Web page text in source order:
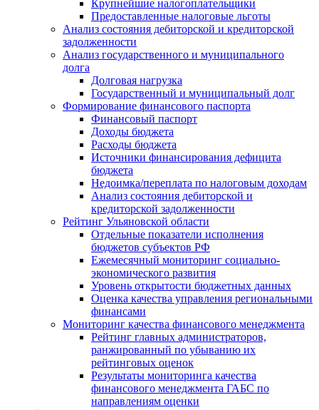
Крупнейшие налогоплательщики
Предоставленные налоговые льготы
Анализ состояния дебиторской и кредиторской
задолженности
Анализ государственного и муниципального
долга
Долговая нагрузка
Государственный и муниципальный долг
Формирование финансового паспорта
Финансовый паспорт
Доходы бюджета
Расходы бюджета
Источники финансирования дефицита
бюджета
Недоимка/переплата по налоговым доходам
Анализ состояния дебиторской и
кредиторской задолженности
Рейтинг Ульяновской области
Отдельные показатели исполнения
бюджетов субъектов РФ
Ежемесячный мониторинг социально-
экономического развития
Уровень открытости бюджетных данных
Оценка качества управления региональными
финансами
Мониторинг качества финансового менеджмента
Рейтинг главных администраторов,
ранжированный по убыванию их
рейтинговых оценок
Результаты мониторинга качества
финансового менеджмента ГАБС по
направлениям оценки